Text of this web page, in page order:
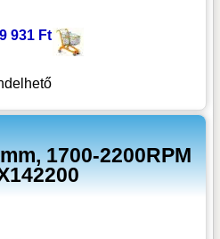
9 931 Ft
1700-2200RPM